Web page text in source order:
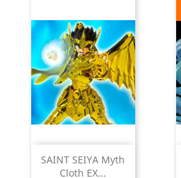
SAINT SEIYA Myth
Cloth EX...